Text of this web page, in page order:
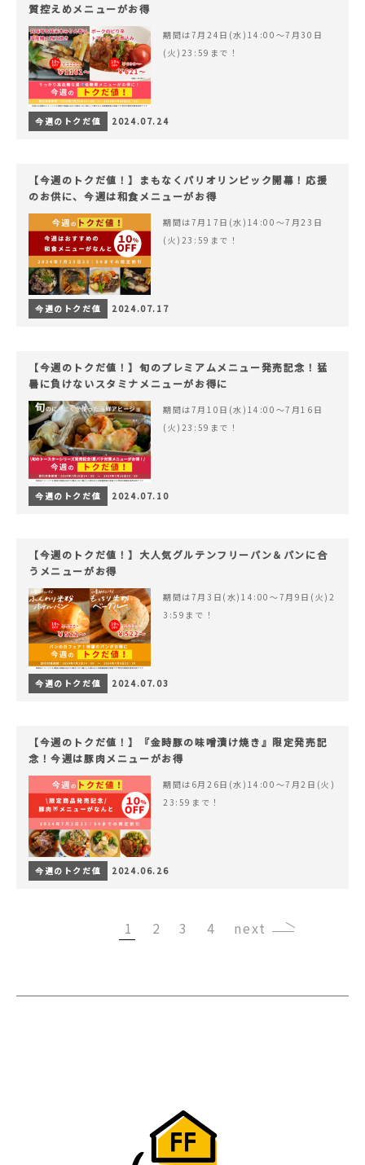
質控えめメニューがお得
期間は7月24日(水)14:00〜7月30日
(火)23:59まで！
今週のトクだ値 2024.07.24
【今週のトクだ値！】まもなくパリオリンピック開幕！応援
のお供に、今週は和食メニューがお得
期間は7月17日(水)14:00〜7月23日
(火)23:59まで！
今週のトクだ値 2024.07.17
【今週のトクだ値！】旬のプレミアムメニュー発売記念！猛
暑に負けないスタミナメニューがお得に
期間は7月10日(水)14:00〜7月16日
(火)23:59まで！
今週のトクだ値 2024.07.10
【今週のトクだ値！】大人気グルテンフリーパン＆パンに合
うメニューがお得
期間は7月3日(水)14:00〜7月9日(火)2
3:59まで！
今週のトクだ値 2024.07.03
【今週のトクだ値！】『金時豚の味噌漬け焼き』限定発売記
念！今週は豚肉メニューがお得
期間は6月26日(水)14:00〜7月2日(火)
23:59まで！
今週のトクだ値 2024.06.26
1 2 3 4 ›